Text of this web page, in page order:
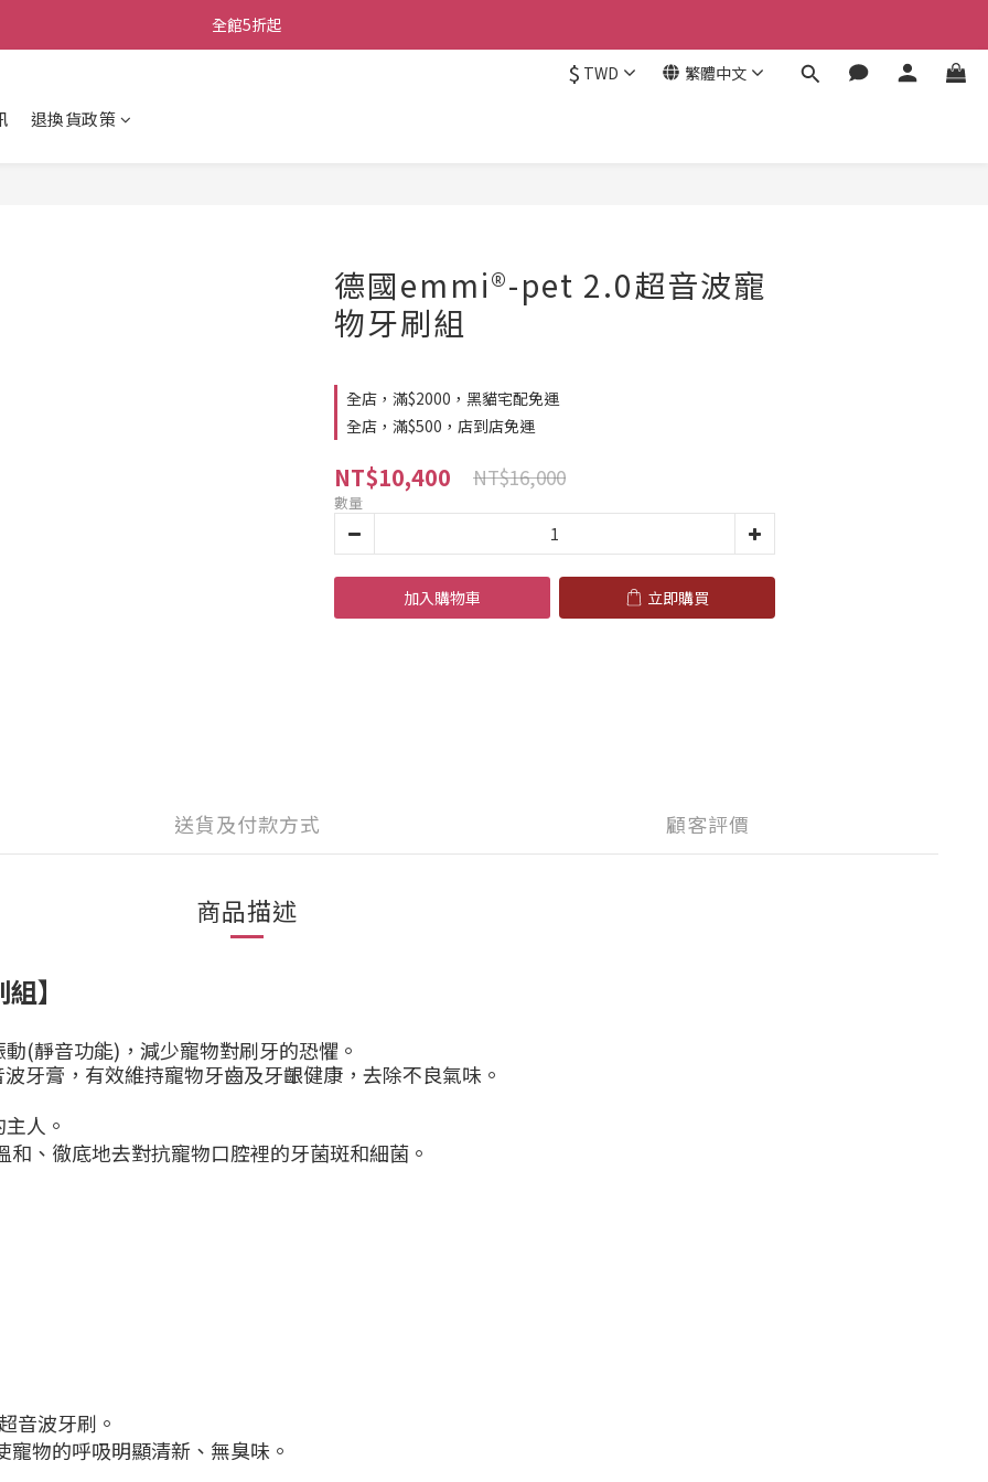
全館5折起
$ TWD 繁體中文
退換貨政策
德國emmi®-pet 2.0超音波寵
物牙刷組
全店，滿$2000，黑貓宅配免運
全店，滿$500，店到店免運
NT$10,400 NT$16,000
數量
加入購物車 立即購買
送貨及付款方式 顧客評價
商品描述
】
(靜音功能)，減少寵物對刷牙的恐懼。
牙膏，有效維持寵物牙齒及牙齦健康，去除不良氣味。
人。
、徹底地去對抗寵物口腔裡的牙菌斑和細菌。
音波牙刷。
物的呼吸明顯清新、無臭味。